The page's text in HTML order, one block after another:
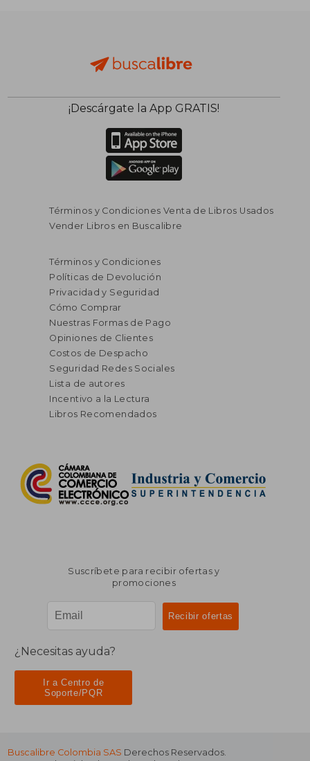
¡Descárgate la App GRATIS!
Términos y Condiciones Venta de Libros Usados
Vender Libros en Buscalibre
Términos y Condiciones
Políticas de Devolución
Privacidad y Seguridad
Cómo Comprar
Nuestras Formas de Pago
Opiniones de Clientes
Costos de Despacho
Seguridad Redes Sociales
Lista de autores
Incentivo a la Lectura
Libros Recomendados
Suscríbete para recibir ofertas y
promociones
¿Necesitas ayuda?
Ir a Centro de
Soporte/PQR
Buscalibre Colombia SAS Derechos Reservados.